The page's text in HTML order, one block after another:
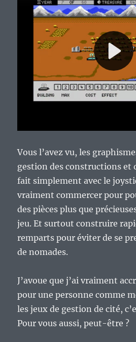
Vous l’avez vu, les
gestion des constructions et
fait simplement avec le
vraiment commercer pour
des pièces plus que
jeu. Et surtout construire
remparts pour éviter de se
de nomades.
J’avoue que j’ai vraiment
pour une personne comme
les jeux de gestion de cité,
Pour vous aussi, peut-être ?